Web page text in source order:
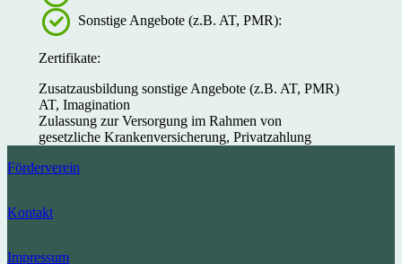
Sonstige Angebote (z.B. AT, PMR):
Zertifikate:
Zusatzausbildung sonstige Angebote (z.B. AT, PMR)
AT, Imagination
Zulassung zur Versorgung im Rahmen von
gesetzliche Krankenversicherung, Privatzahlung
Förderverein
Kontakt
Impressum